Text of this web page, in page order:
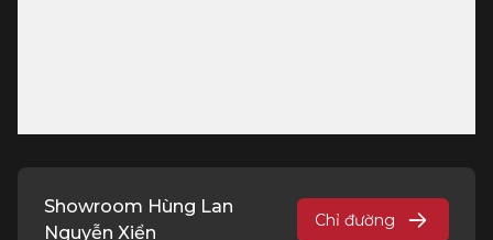
Showroom Hùng Lan
Nguyễn Xiển
Chỉ đường